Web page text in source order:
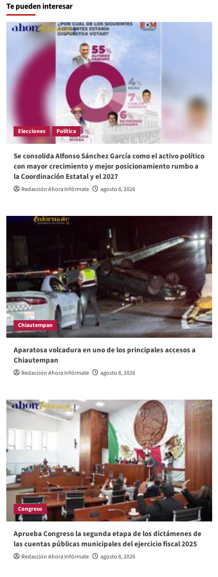
Te pueden interesar
Elecciones Política
Se consolida Alfonso Sánchez García como el activo político
con mayor crecimiento y mejor posicionamiento rumbo a
la Coordinación Estatal y el 2027
Redacción Ahora Infórmate agosto 8, 2026
Chiautempan
Aparatosa volcadura en uno de los principales accesos a
Chiautempan
Redacción Ahora Infórmate agosto 8, 2026
Congreso
Aprueba Congreso la segunda etapa de los dictámenes de
las cuentas públicas municipales del ejercicio fiscal 2025
Redacción Ahora Infórmate agosto 8, 2026